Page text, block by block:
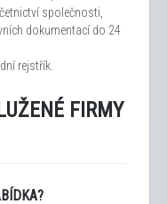
společnosti,
dokumentací do 24
rejstřík.
FIRMY